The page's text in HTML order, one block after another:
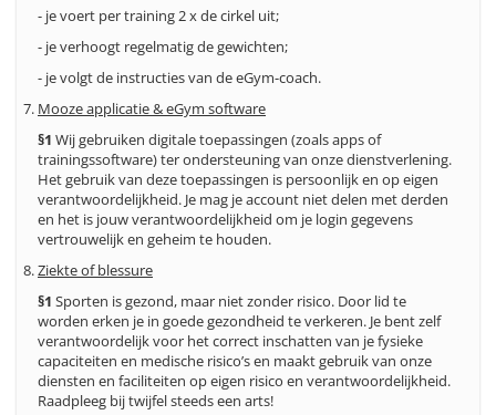
- je voert per training 2 x de cirkel uit;
- je verhoogt regelmatig de gewichten;
- je volgt de instructies van de eGym-coach.
Mooze applicatie & eGym software
§1 Wij gebruiken digitale toepassingen (zoals apps of
trainingssoftware) ter ondersteuning van onze dienstverlening.
Het gebruik van deze toepassingen is persoonlijk en op eigen
verantwoordelijkheid. Je mag je account niet delen met derden
en het is jouw verantwoordelijkheid om je login gegevens
vertrouwelijk en geheim te houden.
Ziekte of blessure
§1 Sporten is gezond, maar niet zonder risico. Door lid te
worden erken je in goede gezondheid te verkeren. Je bent zelf
verantwoordelijk voor het correct inschatten van je fysieke
capaciteiten en medische risico’s en maakt gebruik van onze
diensten en faciliteiten op eigen risico en verantwoordelijkheid.
Raadpleeg bij twijfel steeds een arts!